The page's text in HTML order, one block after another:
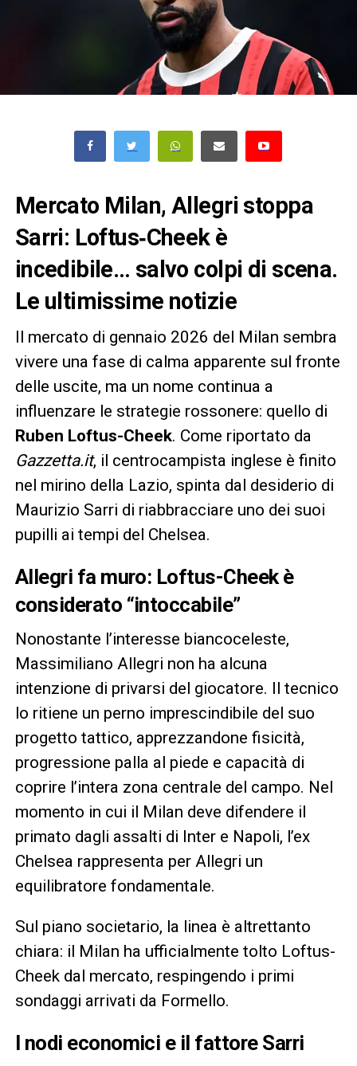
Mercato Milan, Allegri stoppa
Sarri: Loftus‑Cheek è
incedibile… salvo colpi di scena.
Le ultimissime notizie
Il mercato di gennaio 2026 del Milan sembra
vivere una fase di calma apparente sul fronte
delle uscite, ma un nome continua a
influenzare le strategie rossonere: quello di
Ruben Loftus-Cheek. Come riportato da
Gazzetta.it, il centrocampista inglese è finito
nel mirino della Lazio, spinta dal desiderio di
Maurizio Sarri di riabbracciare uno dei suoi
pupilli ai tempi del Chelsea.
Allegri fa muro: Loftus-Cheek è
considerato “intoccabile”
Nonostante l’interesse biancoceleste,
Massimiliano Allegri non ha alcuna
intenzione di privarsi del giocatore. Il tecnico
lo ritiene un perno imprescindibile del suo
progetto tattico, apprezzandone fisicità,
progressione palla al piede e capacità di
coprire l’intera zona centrale del campo. Nel
momento in cui il Milan deve difendere il
primato dagli assalti di Inter e Napoli, l’ex
Chelsea rappresenta per Allegri un
equilibratore fondamentale.
Sul piano societario, la linea è altrettanto
chiara: il Milan ha ufficialmente tolto Loftus-
Cheek dal mercato, respingendo i primi
sondaggi arrivati da Formello.
I nodi economici e il fattore Sarri